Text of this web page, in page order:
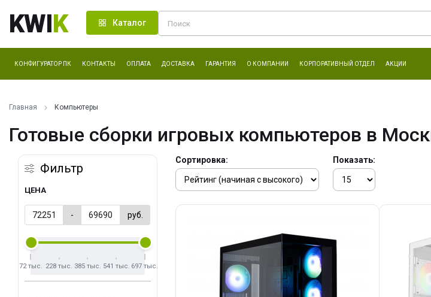
KWIK Каталог
КОНФИГУРАТОР ПК КОНТАКТЫ ОПЛАТА ДОСТАВКА ГАРАНТИЯ О КОМПАНИИ КОРПОРАТИВНЫЙ ОТДЕЛ АКЦИИ
Главная Компьютеры
Готовые сборки игровых компьютеров в
Фильтр
ЦЕНА
- руб.
72 тыс. 228 тыс. 385 тыс. 541 тыс. 697 тыс.
Сортировка: Показать: